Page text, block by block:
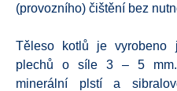
(provozního) čištění bez
Těleso kotlů je vyrobeno
plechů o síle 3 – 5 mm.
minerální plstí a